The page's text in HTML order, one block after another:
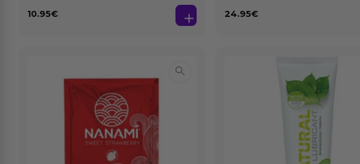
10.95€ 24.95€